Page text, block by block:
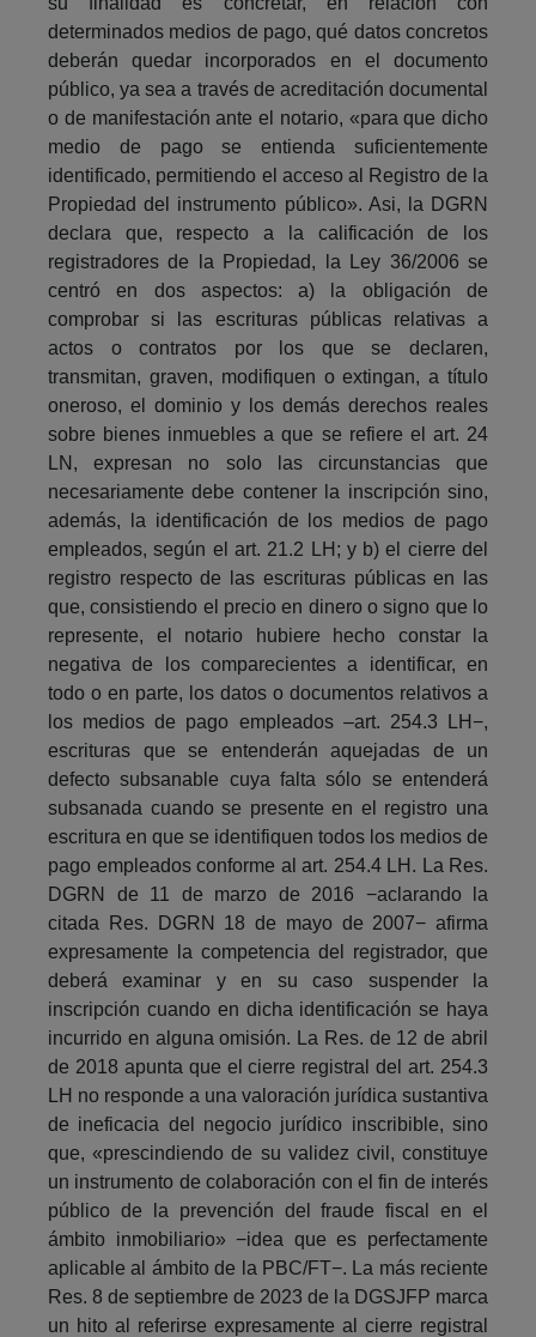
determinados medios de pago, qué datos concretos
deberán quedar incorporados en el documento
público, ya sea a través de acreditación documental
o de manifestación ante el notario, «para que dicho
medio de pago se entienda suficientemente
identificado, permitiendo el acceso al Registro de la
Propiedad del instrumento público». Asi, la DGRN
declara que, respecto a la calificación de los
registradores de la Propiedad, la Ley 36/2006 se
centró en dos aspectos: a) la obligación de
comprobar si las escrituras públicas relativas a
actos o contratos por los que se declaren,
transmitan, graven, modifiquen o extingan, a título
oneroso, el dominio y los demás derechos reales
sobre bienes inmuebles a que se refiere el art. 24
LN, expresan no solo las circunstancias que
necesariamente debe contener la inscripción sino,
además, la identificación de los medios de pago
empleados, según el art. 21.2 LH; y b) el cierre del
registro respecto de las escrituras públicas en las
que, consistiendo el precio en dinero o signo que lo
represente, el notario hubiere hecho constar la
negativa de los comparecientes a identificar, en
todo o en parte, los datos o documentos relativos a
los medios de pago empleados –art. 254.3 LH−,
escrituras que se entenderán aquejadas de un
defecto subsanable cuya falta sólo se entenderá
subsanada cuando se presente en el registro una
escritura en que se identifiquen todos los medios de
pago empleados conforme al art. 254.4 LH. La Res.
DGRN de 11 de marzo de 2016 −aclarando la
citada Res. DGRN 18 de mayo de 2007− afirma
expresamente la competencia del registrador, que
deberá examinar y en su caso suspender la
inscripción cuando en dicha identificación se haya
incurrido en alguna omisión. La Res. de 12 de abril
de 2018 apunta que el cierre registral del art. 254.3
LH no responde a una valoración jurídica sustantiva
de ineficacia del negocio jurídico inscribible, sino
que, «prescindiendo de su validez civil, constituye
un instrumento de colaboración con el fin de interés
público de la prevención del fraude fiscal en el
ámbito inmobiliario» −idea que es perfectamente
aplicable al ámbito de la PBC/FT−. La más reciente
Res. 8 de septiembre de 2023 de la DGSJFP marca
un hito al referirse expresamente al cierre registral